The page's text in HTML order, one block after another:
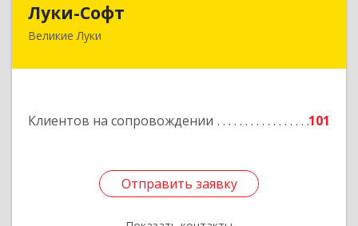
Луки-Софт
Великие Луки
Клиентов на сопровождении 101
Отправить заявку
182113, Псковская обл, Великие Луки г,
Отправить заявку